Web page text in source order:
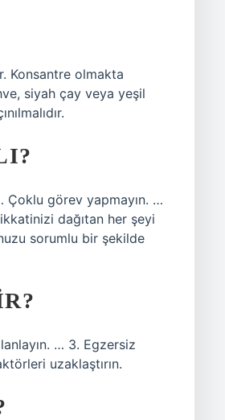
Konsantre olmakta
siyah çay veya yeşil
Çoklu görev yapmayın. …
dağıtan her şeyi
sorumlu bir şekilde
… 3. Egzersiz
uzaklaştırın.